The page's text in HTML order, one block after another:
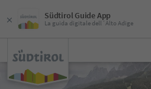
Südtirol Guide App
La guida digitale dell´Alto Adige